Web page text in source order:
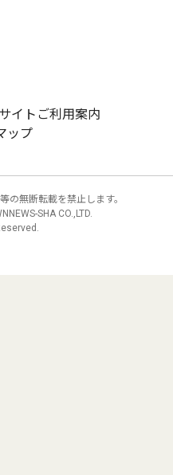
サイトご利用案内
ップ
の無断転載を禁止します。
SHA CO.,LTD.